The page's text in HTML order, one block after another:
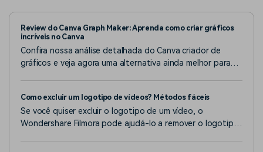
Review do Canva Graph Maker: Aprenda como criar gráficos
incríveis no Canva
Confira nossa análise detalhada do Canva criador de
gráficos e veja agora uma alternativa ainda melhor para
Como excluir um logotipo de vídeos? Métodos fáceis
Se você quiser excluir o logotipo de um vídeo, o
Wondershare Filmora pode ajudá-lo a remover o logotipo